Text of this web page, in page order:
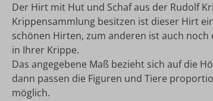
Der Hirt mit Hut und Schaf aus der Rudolf
Krippensammlung besitzen ist dieser Hirt
schönen Hirten, zum anderen ist auch
in Ihrer Krippe.
Das angegebene Maß bezieht sich auf die
dann passen die Figuren und Tiere
möglich.